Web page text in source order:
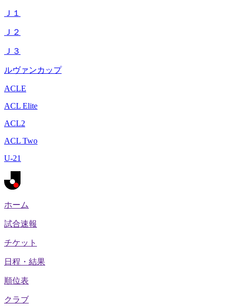
Ｊ１
Ｊ２
Ｊ３
ルヴァンカップ
ACLE
ACL Elite
ACL2
ACL Two
U-21
ホーム
試合速報
チケット
日程・結果
順位表
クラブ